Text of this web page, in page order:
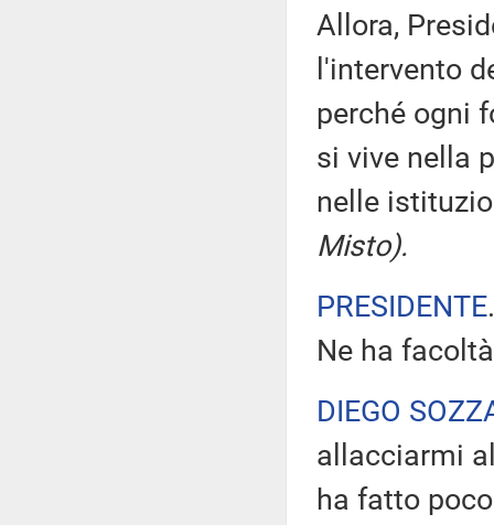
Allora,
l'intervento
perché ogni
si vive nella
nelle
Misto).
PRESIDENTE
Ne ha
DIEGO
allacciarmi
ha fatto